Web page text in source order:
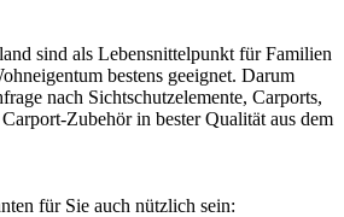
sind als Lebensnittelpunkt für Familien
bestens geeignet. Darum
nach Sichtschutzelemente, Carports,
Zubehör in bester Qualität aus dem
für Sie auch nützlich sein: